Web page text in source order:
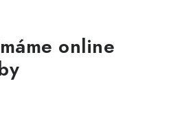
online